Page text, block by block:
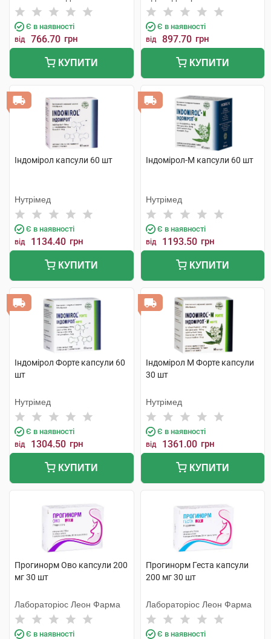
Є в наявності
від 766.70 грн
КУПИТИ
Є в наявності
від 897.70 грн
КУПИТИ
Індомірол капсули 60 шт
Нутрімед
Є в наявності
від 1134.40 грн
КУПИТИ
Індомірол-М капсули 60 шт
Нутрімед
Є в наявності
від 1193.50 грн
КУПИТИ
Індомірол Форте капсули 60
шт
Нутрімед
Є в наявності
від 1304.50 грн
КУПИТИ
Індомірол М Форте капсули
30 шт
Нутрімед
Є в наявності
від 1361.00 грн
КУПИТИ
Прогинорм Ово капсули 200
мг 30 шт
Лабораторіос Леон Фарма
Є в наявності
Прогинорм Геста капсули
200 мг 30 шт
Лабораторіос Леон Фарма
Є в наявності